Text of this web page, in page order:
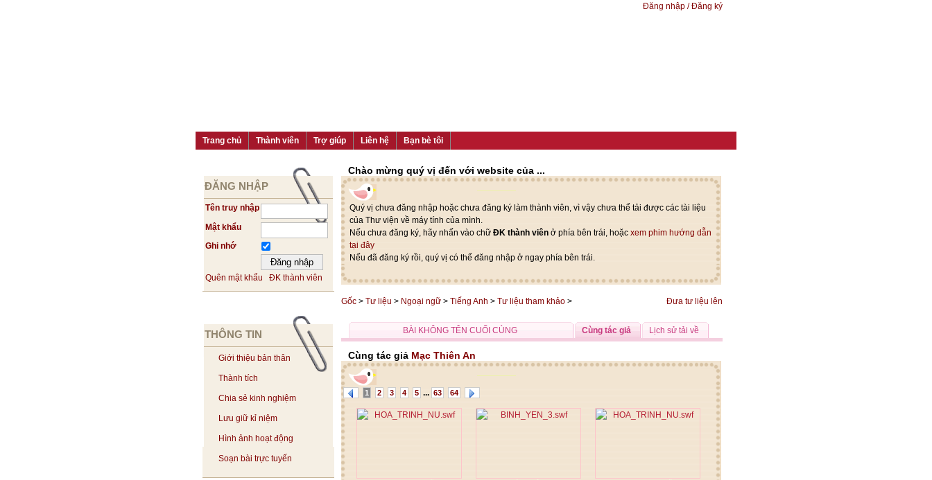
Đăng nhập / Đăng ký
Trang chủ Thành viên Trợ giúp Liên hệ Bạn bè tôi
ĐĂNG NHẬP
Tên truy nhập
Mật khẩu
Ghi nhớ
Quên mật khẩu ĐK thành viên
THÔNG TIN
Giới thiệu bản thân
Thành tích
Chia sẻ kinh nghiệm
Lưu giữ kỉ niệm
Hình ảnh hoạt động
Soạn bài trực tuyến
Chào mừng quý vị đến với website của ...
Quý vị chưa đăng nhập hoặc chưa đăng ký làm thành viên, vì vậy chưa thể tải được các tài liệu
của Thư viện về máy tính của mình.
Nếu chưa đăng ký, hãy nhấn vào chữ ĐK thành viên ở phía bên trái, hoặc xem phim hướng dẫn
tại đây
Nếu đã đăng ký rồi, quý vị có thể đăng nhập ở ngay phía bên trái.
Đưa tư liệu lên
Gốc > Tư liệu > Ngoại ngữ > Tiếng Anh > Tư liệu tham khảo >
BÀI KHÔNG TÊN CUỐI CÙNG Cùng tác giả Lịch sử tải về
Cùng tác giả Mạc Thiên An
1 2 3 4 5 ... 63 64